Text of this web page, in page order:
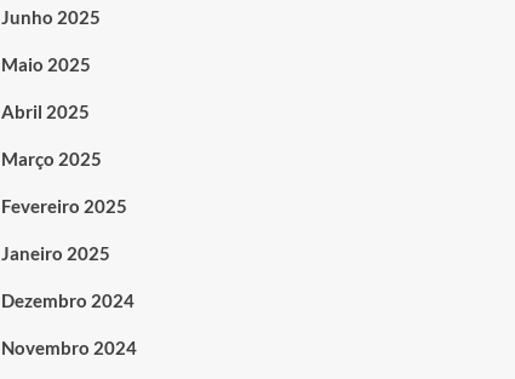
Junho 2025
Maio 2025
Abril 2025
Março 2025
Fevereiro 2025
Janeiro 2025
Dezembro 2024
Novembro 2024